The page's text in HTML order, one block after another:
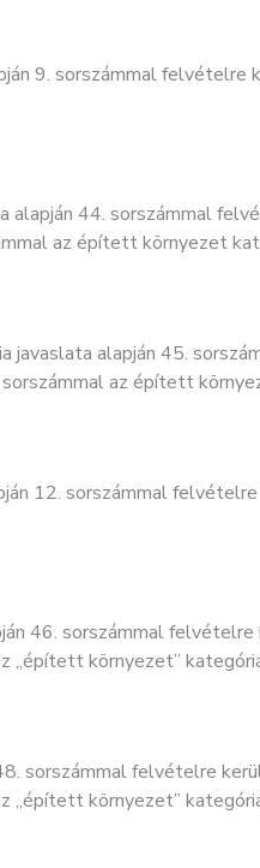
9. sorszámmal
alapján 44. sorszámmal
az épített környezet
javaslata alapján 45.
az épített
12. sorszámmal
46. sorszámmal
„épített környezet”
sorszámmal felvételre
„épített környezet”